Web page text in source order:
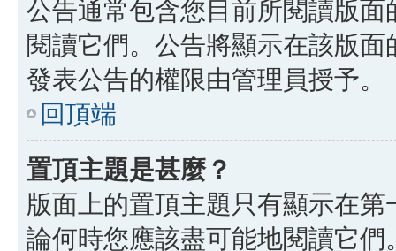
公告通常包含您目前所閱讀版
閱讀它們。公告將顯示在該版
發表公告的權限由管理員授予。
回頂端
置頂主題是甚麼？
版面上的置頂主題只有顯示在
論何時您應該盡可能地閱讀它